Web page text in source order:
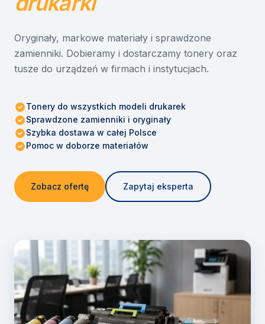
Niszczarki dokumentów
Sklep
PL/EN Kontakt
Oryginały, markowe materiały i sprawdzone
zamienniki. Dobieramy i dostarczamy tonery oraz
tusze do urządzeń w firmach i instytucjach.
Tonery do wszystkich modeli drukarek
Sprawdzone zamienniki i oryginały
Szybka dostawa w całej Polsce
Pomoc w doborze materiałów
Zobacz ofertę Zapytaj eksperta